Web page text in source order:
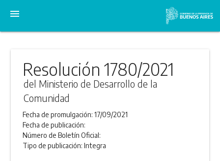
menu
Resolución 1780/2021
del Ministerio de Desarrollo de la
Comunidad
Fecha de promulgación:17/09/2021
Fecha de publicación:
Número de Boletín Oficial:
Tipo de publicación:Integra